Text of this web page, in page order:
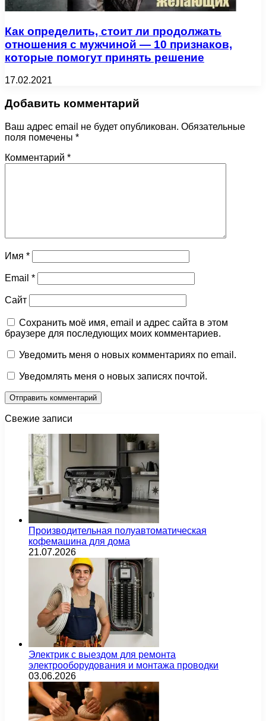
Как определить, стоит ли продолжать
отношения с мужчиной — 10 признаков,
которые помогут принять решение
17.02.2021
Добавить комментарий
Ваш адрес email не будет опубликован. Обязательные
поля помечены *
Комментарий *
Имя *
Email *
Сайт
Сохранить моё имя, email и адрес сайта в этом
браузере для последующих моих комментариев.
Уведомить меня о новых комментариях по email.
Уведомлять меня о новых записях почтой.
Свежие записи
Производительная полуавтоматическая
кофемашина для дома
21.07.2026
Электрик с выездом для ремонта
электрооборудования и монтажа проводки
03.06.2026